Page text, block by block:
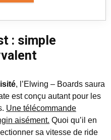
: simple
, l’Elwing – Boards saura
est conçu autant pour les
Une télécommande
aisément. Quoi qu’il en
sa vitesse de ride